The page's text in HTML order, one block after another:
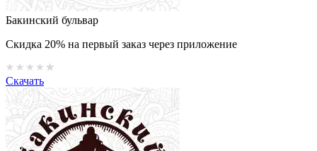
Бакинский бульвар
Скидка 20% на первый заказ через приложение
Скачать